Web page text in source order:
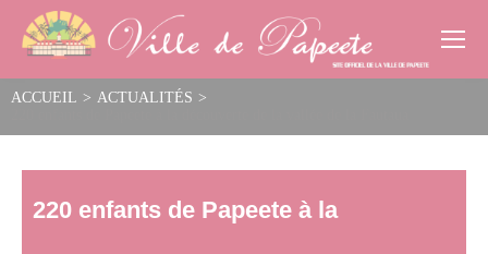
ACCUEIL > ACTUALITÉS >
220 enfants de Papeete à la
Cookies management panel